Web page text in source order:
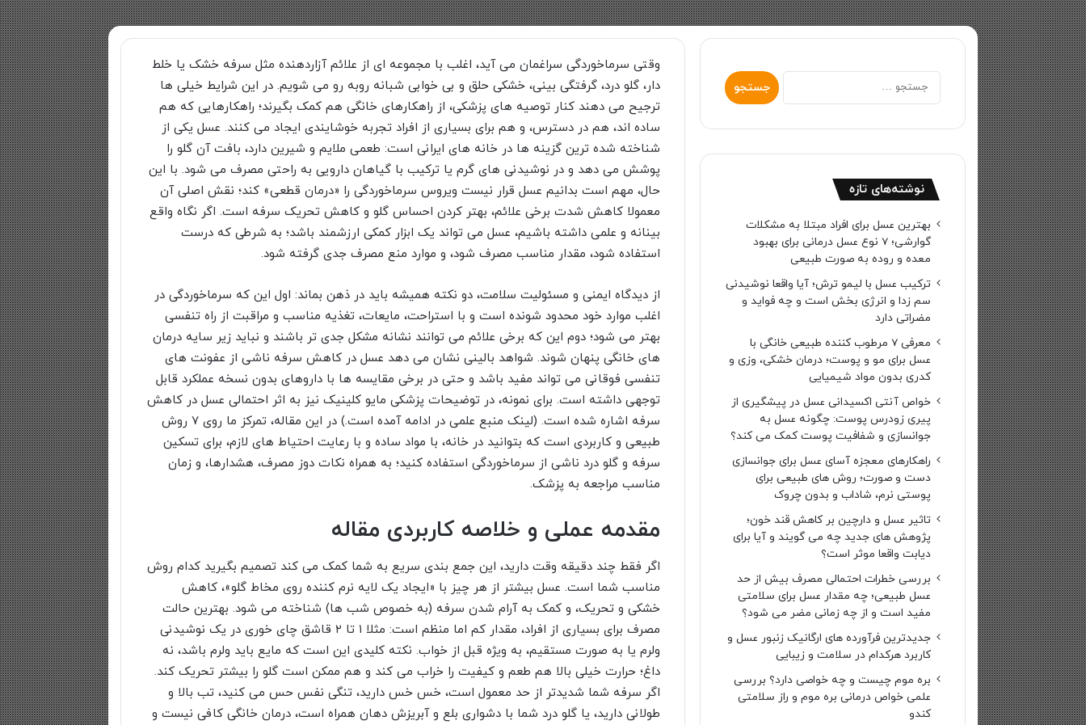
وقتی سرماخوردگی سراغمان می آید، اغلب با مجموعه ای از علائم آزاردهنده مثل سرفه خشک یا خلط
دار، گلو درد، گرفتگی بینی، خشکی حلق و بی خوابی شبانه روبه رو می شویم. در این شرایط خیلی ها
ترجیح می دهند کنار توصیه های پزشکی، از راهکارهای خانگی هم کمک بگیرند؛ راهکارهایی که هم
ساده اند، هم در دسترس، و هم برای بسیاری از افراد تجربه خوشایندی ایجاد می کنند. عسل یکی از
شناخته شده ترین گزینه ها در خانه های ایرانی است: طعمی ملایم و شیرین دارد، بافت آن گلو را
پوشش می دهد و در نوشیدنی های گرم یا ترکیب با گیاهان دارویی به راحتی مصرف می شود. با این
حال، مهم است بدانیم عسل قرار نیست ویروس سرماخوردگی را «درمان قطعی» کند؛ نقش اصلی آن
معمولا کاهش شدت برخی علائم، بهتر کردن احساس گلو و کاهش تحریک سرفه است. اگر نگاه واقع
بینانه و علمی داشته باشیم، عسل می تواند یک ابزار کمکی ارزشمند باشد؛ به شرطی که درست
استفاده شود، مقدار مناسب مصرف شود، و موارد منع مصرف جدی گرفته شود.
از دیدگاه ایمنی و مسئولیت سلامت، دو نکته همیشه باید در ذهن بماند: اول این که سرماخوردگی در
اغلب موارد خود محدود شونده است و با استراحت، مایعات، تغذیه مناسب و مراقبت از راه تنفسی
بهتر می شود؛ دوم این که برخی علائم می توانند نشانه مشکل جدی تر باشند و نباید زیر سایه درمان
های خانگی پنهان شوند. شواهد بالینی نشان می دهد عسل در کاهش سرفه ناشی از عفونت های
تنفسی فوقانی می تواند مفید باشد و حتی در برخی مقایسه ها با داروهای بدون نسخه عملکرد قابل
توجهی داشته است. برای نمونه، در توضیحات پزشکی مایو کلینیک نیز به اثر احتمالی عسل در کاهش
سرفه اشاره شده است. (لینک منبع علمی در ادامه آمده است.) در این مقاله، تمرکز ما روی ۷ روش
طبیعی و کاربردی است که بتوانید در خانه، با مواد ساده و با رعایت احتیاط های لازم، برای تسکین
سرفه و گلو درد ناشی از سرماخوردگی استفاده کنید؛ به همراه نکات دوز مصرف، هشدارها، و زمان
مناسب مراجعه به پزشک.
مقدمه عملی و خلاصه کاربردی مقاله
اگر فقط چند دقیقه وقت دارید، این جمع بندی سریع به شما کمک می کند تصمیم بگیرید کدام روش
مناسب شما است. عسل بیشتر از هر چیز با «ایجاد یک لایه نرم کننده روی مخاط گلو»، کاهش
خشکی و تحریک، و کمک به آرام شدن سرفه (به خصوص شب ها) شناخته می شود. بهترین حالت
مصرف برای بسیاری از افراد، مقدار کم اما منظم است: مثلا ۱ تا ۲ قاشق چای خوری در یک نوشیدنی
ولرم یا به صورت مستقیم، به ویژه قبل از خواب. نکته کلیدی این است که مایع باید ولرم باشد، نه
داغ؛ حرارت خیلی بالا هم طعم و کیفیت را خراب می کند و هم ممکن است گلو را بیشتر تحریک کند.
اگر سرفه شما شدیدتر از حد معمول است، خس خس دارید، تنگی نفس حس می کنید، تب بالا و
طولانی دارید، یا گلو درد شما با دشواری بلع و آبریزش دهان همراه است، درمان خانگی کافی نیست و
جستجو
برای:
نوشته‌های تازه
بهترین عسل برای افراد مبتلا به مشکلات
گوارشی؛ 7 نوع عسل درمانی برای بهبود
معده و روده به صورت طبیعی
ترکیب عسل با لیمو ترش؛ آیا واقعا نوشیدنی
سم زدا و انرژی بخش است و چه فواید و
مضراتی دارد
معرفی 7 مرطوب کننده طبیعی خانگی با
عسل برای مو و پوست؛ درمان خشکی، وزی و
کدری بدون مواد شیمیایی
خواص آنتی اکسیدانی عسل در پیشگیری از
پیری زودرس پوست: چگونه عسل به
جوانسازی و شفافیت پوست کمک می کند؟
راهکارهای معجزه آسای عسل برای جوانسازی
دست و صورت؛ روش های طبیعی برای
پوستی نرم، شاداب و بدون چروک
تاثیر عسل و دارچین بر کاهش قند خون؛
پژوهش های جدید چه می گویند و آیا برای
دیابت واقعا موثر است؟
بررسی خطرات احتمالی مصرف بیش از حد
عسل طبیعی؛ چه مقدار عسل برای سلامتی
مفید است و از چه زمانی مضر می شود؟
جدیدترین فرآورده های ارگانیک زنبور عسل و
کاربرد هرکدام در سلامت و زیبایی
بره موم چیست و چه خواصی دارد؟ بررسی
علمی خواص درمانی بره موم و راز سلامتی
کندو